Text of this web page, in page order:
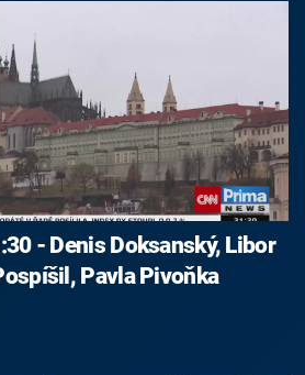
- Denis Doksanský, Libor
Pavla Pivoňka